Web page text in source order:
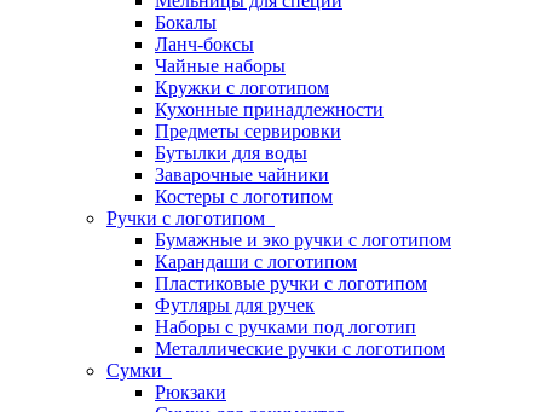
Бокалы
Ланч-боксы
Чайные наборы
Кружки с логотипом
Кухонные принадлежности
Предметы сервировки
Бутылки для воды
Заварочные чайники
Костеры с логотипом
Ручки с логотипом
Бумажные и эко ручки с логотипом
Карандаши с логотипом
Пластиковые ручки с логотипом
Футляры для ручек
Наборы с ручками под логотип
Металлические ручки с логотипом
Сумки
Рюкзаки